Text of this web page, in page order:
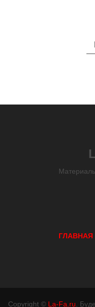
ГЛАВНАЯ
Copyright © La-Fa.ru .